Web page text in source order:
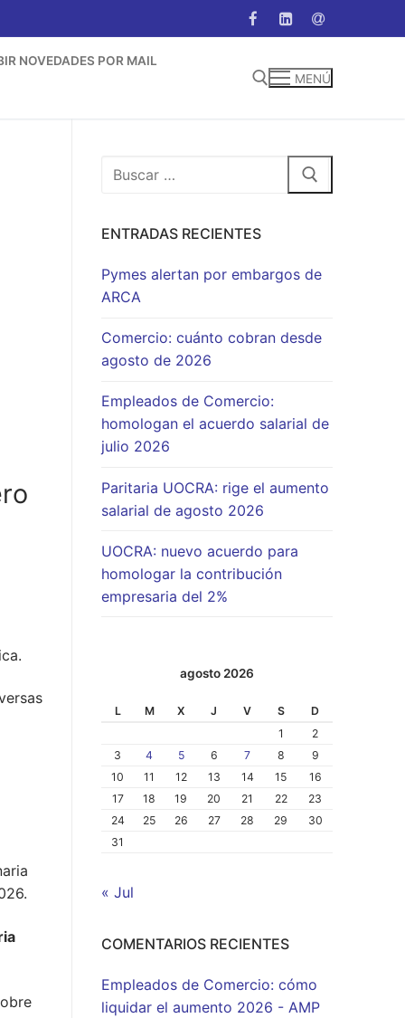
NOVEDADES POR MAIL
MENÚ
Buscar:
ENTRADAS RECIENTES
Pymes alertan por embargos de
ARCA
Comercio: cuánto cobran desde
agosto de 2026
Empleados de Comercio:
homologan el acuerdo salarial de
julio 2026
Paritaria UOCRA: rige el aumento
salarial de agosto 2026
UOCRA: nuevo acuerdo para
homologar la contribución
empresaria del 2%
agosto 2026
L M X J V S
D
1
2
3
4 5 6 7 8
9
10
11 12 13 14 15
16
17
18 19 20 21 22
23
24
25 26 27 28 29
30
31
« Jul
COMENTARIOS RECIENTES
Empleados de Comercio: cómo
liquidar el aumento 2026 - AMP